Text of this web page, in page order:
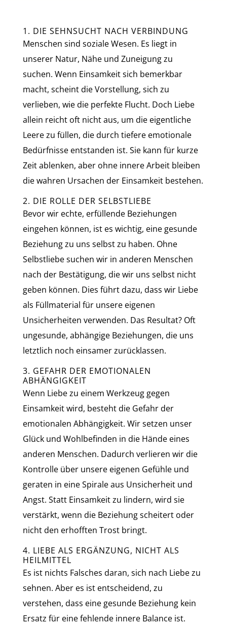
1. DIE SEHNSUCHT NACH VERBINDUNG
Menschen sind soziale Wesen. Es liegt in
unserer Natur, Nähe und Zuneigung zu
suchen. Wenn Einsamkeit sich bemerkbar
macht, scheint die Vorstellung, sich zu
verlieben, wie die perfekte Flucht. Doch Liebe
allein reicht oft nicht aus, um die eigentliche
Leere zu füllen, die durch tiefere emotionale
Bedürfnisse entstanden ist. Sie kann für kurze
Zeit ablenken, aber ohne innere Arbeit bleiben
die wahren Ursachen der Einsamkeit bestehen.
2. DIE ROLLE DER SELBSTLIEBE
Bevor wir echte, erfüllende Beziehungen
eingehen können, ist es wichtig, eine gesunde
Beziehung zu uns selbst zu haben. Ohne
Selbstliebe suchen wir in anderen Menschen
nach der Bestätigung, die wir uns selbst nicht
geben können. Dies führt dazu, dass wir Liebe
als Füllmaterial für unsere eigenen
Unsicherheiten verwenden. Das Resultat? Oft
ungesunde, abhängige Beziehungen, die uns
letztlich noch einsamer zurücklassen.
3. GEFAHR DER EMOTIONALEN
ABHÄNGIGKEIT
Wenn Liebe zu einem Werkzeug gegen
Einsamkeit wird, besteht die Gefahr der
emotionalen Abhängigkeit. Wir setzen unser
Glück und Wohlbefinden in die Hände eines
anderen Menschen. Dadurch verlieren wir die
Kontrolle über unsere eigenen Gefühle und
geraten in eine Spirale aus Unsicherheit und
Angst. Statt Einsamkeit zu lindern, wird sie
verstärkt, wenn die Beziehung scheitert oder
nicht den erhofften Trost bringt.
4. LIEBE ALS ERGÄNZUNG, NICHT ALS
HEILMITTEL
Es ist nichts Falsches daran, sich nach Liebe zu
sehnen. Aber es ist entscheidend, zu
verstehen, dass eine gesunde Beziehung kein
Ersatz für eine fehlende innere Balance ist.